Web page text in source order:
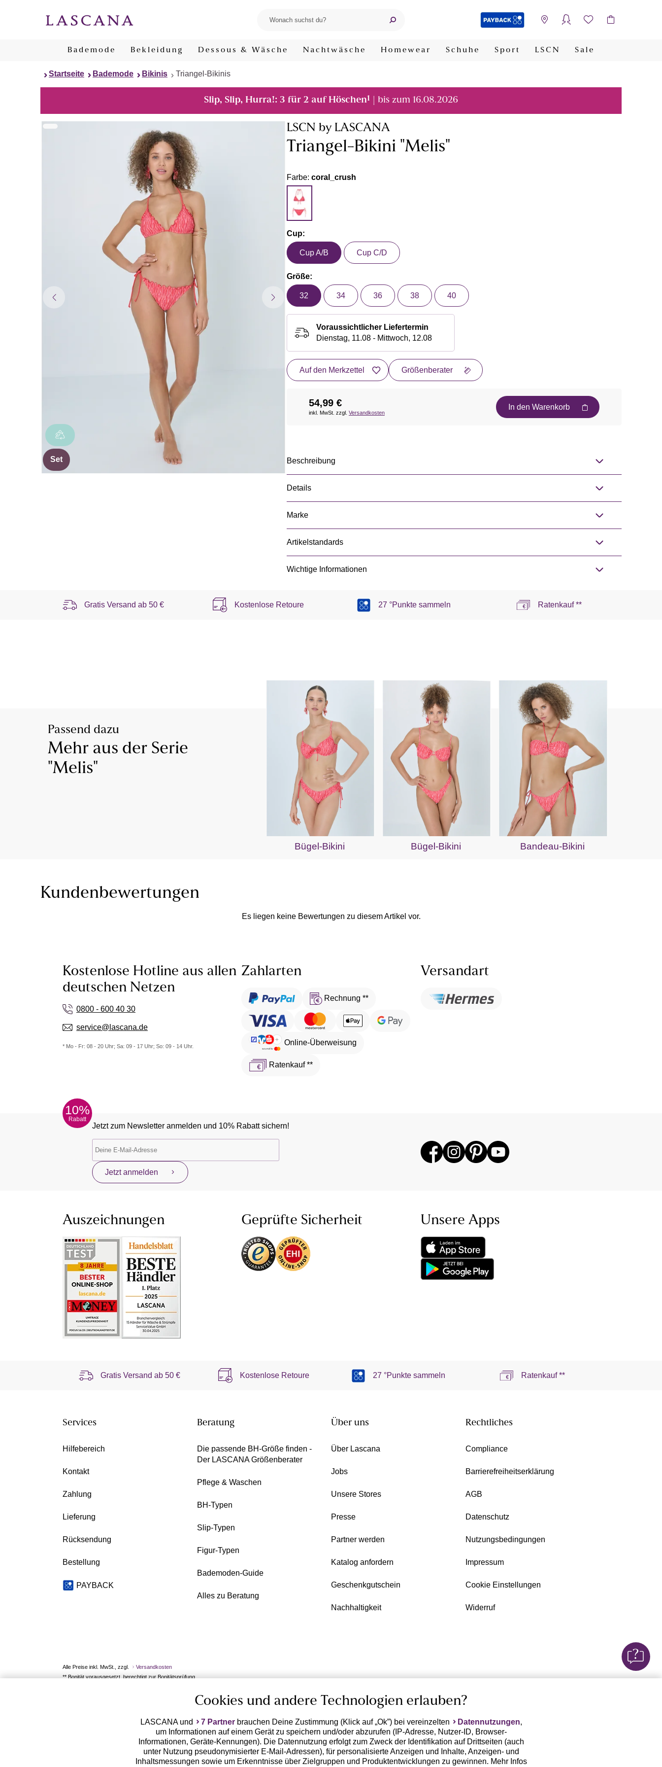
Bademode Bekleidung Dessous & Wäsche Nachtwäsche Homewear Schuhe Sport LSCN Sale
Startseite Bademode Bikinis Triangel-Bikinis
Slip, Slip, Hurra!: 3 für 2 auf Höschen1 | bis zum 16.08.2026
Set
LSCN by LASCANA
Triangel-Bikini "Melis"
Farbe: coral_crush
Cup:
Cup A/B Cup C/D
Größe:
32 34 36 38 40
Voraussichtlicher Liefertermin
Dienstag, 11.08 - Mittwoch, 12.08
Auf den Merkzettel Größenberater
54,99 €
inkl. MwSt. zzgl. Versandkosten
In den Warenkorb
Beschreibung
Details
Marke
Artikelstandards
Wichtige Informationen
Gratis Versand ab 50 € Kostenlose Retoure 27 °Punkte sammeln Ratenkauf **
Passend dazu
Mehr aus der Serie
"Melis"
Bügel-Bikini Bügel-Bikini Bandeau-Bikini
Kundenbewertungen
Es liegen keine Bewertungen zu diesem Artikel vor.
Kostenlose Hotline aus allen
deutschen Netzen
0800 - 600 40 30
service@lascana.de
* Mo - Fr: 08 - 20 Uhr; Sa: 09 - 17 Uhr; So: 09 - 14 Uhr.
Zahlarten
Rechnung **
Online-Überweisung
Ratenkauf **
Versandart
10%
Rabatt
Jetzt zum Newsletter anmelden und 10% Rabatt sichern!
Jetzt anmelden
Auszeichnungen Geprüfte Sicherheit Unsere Apps
Gratis Versand ab50 € Kostenlose Retoure 27 °Punkte sammeln Ratenkauf **
Services
Hilfebereich
Kontakt
Zahlung
Lieferung
Rücksendung
Bestellung
PAYBACK
Beratung
Die passende BH-Größe finden -
Der LASCANA Größenberater
Pflege & Waschen
BH-Typen
Slip-Typen
Figur-Typen
Bademoden-Guide
Alles zu Beratung
Über uns
Über Lascana
Jobs
Unsere Stores
Presse
Partner werden
Katalog anfordern
Geschenkgutschein
Nachhaltigkeit
Rechtliches
Compliance
Barrierefreiheitserklärung
AGB
Datenschutz
Nutzungsbedingungen
Impressum
Cookie Einstellungen
Widerruf
Alle Preise inkl. MwSt., zzgl.
Versandkosten
** Bonität vorausgesetzt, berechtigt zur Bonitätsprüfung
Cookies und andere Technologien erlauben?
LASCANA und 7 Partnerbrauchen Deine Zustimmung (Klick auf „Ok”) bei vereinzelten Datennutzungen,
um Informationen auf einem Gerät zu speichern und/oder abzurufen (IP-Adresse, Nutzer-ID, Browser-
Informationen, Geräte-Kennungen). Die Datennutzung erfolgt zum Zweck der Identifikation auf Drittseiten (auch
unter Nutzung pseudonymisierter E-Mail-Adressen), für personalisierte Anzeigen und Inhalte, Anzeigen- und
Inhaltsmessungen sowie um Erkenntnisse über Zielgruppen und Produktentwicklungen zu gewinnen. Mehr Infos